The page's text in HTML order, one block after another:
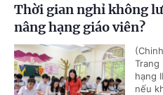
Thời gian nghỉ không
nâng hạng giáo viên?
Trang
hạng
nếu